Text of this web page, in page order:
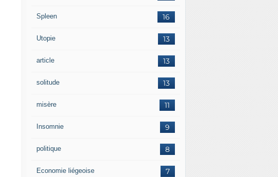
16
Spleen
13
Utopie
13
article
13
solitude
11
misère
9
Insomnie
8
politique
7
Economie liégeoise